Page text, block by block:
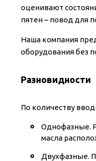
оценивают
пятен – повод для
Наша компания
оборудования без
Разновидности
По количеству
Однофазные.
масла
Двухфазные.